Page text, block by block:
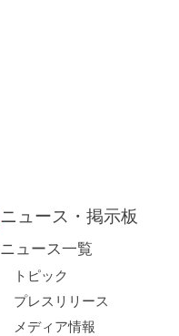
ニュース・掲示板
ニュース一覧
トピック
プレスリリース
メディア情報